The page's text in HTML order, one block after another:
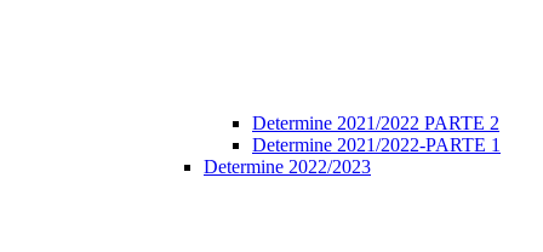
Determine 2021/2022 PARTE 2
Determine 2021/2022-PARTE 1
Determine 2022/2023